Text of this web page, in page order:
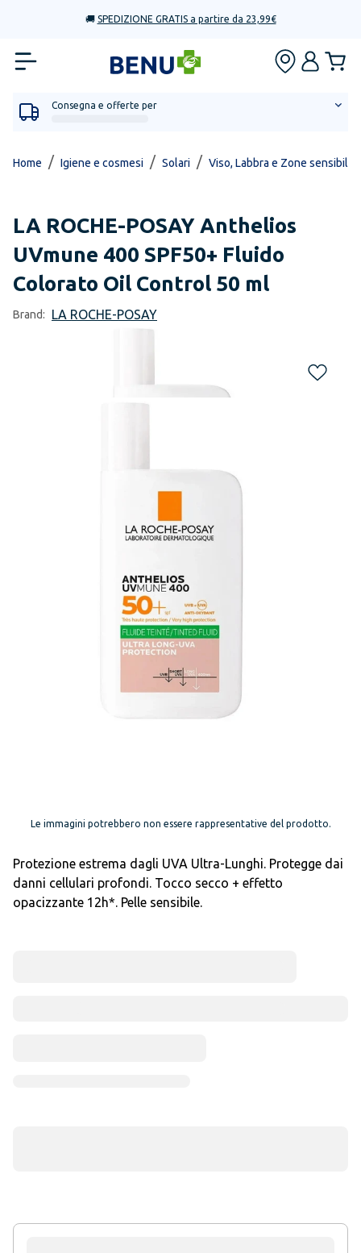
🚚 SPEDIZIONE GRATIS a partire da 23,99€
Consegna e offerte per
Home / Igiene e cosmesi / Solari / Viso, Labbra e Zone sensibili
LA ROCHE-POSAY Anthelios
UVmune 400 SPF50+ Fluido
Colorato Oil Control 50 ml
Brand: LA ROCHE-POSAY
Le immagini potrebbero non essere rappresentative del prodotto.
Protezione estrema dagli UVA Ultra-Lunghi. Protegge dai
danni cellulari profondi. Tocco secco + effetto
opacizzante 12h*. Pelle sensibile.